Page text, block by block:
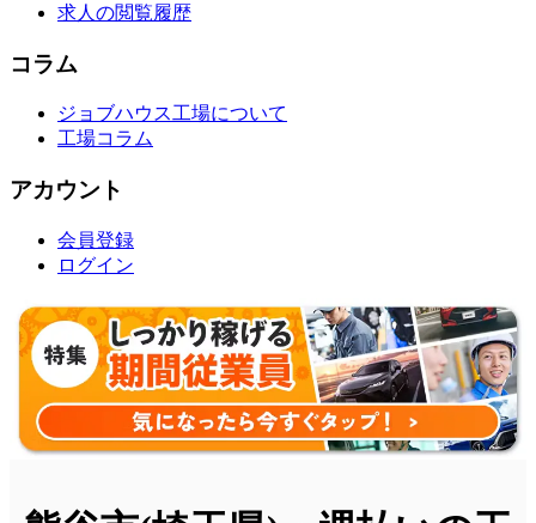
求人の閲覧履歴
コラム
ジョブハウス工場について
工場コラム
アカウント
会員登録
ログイン